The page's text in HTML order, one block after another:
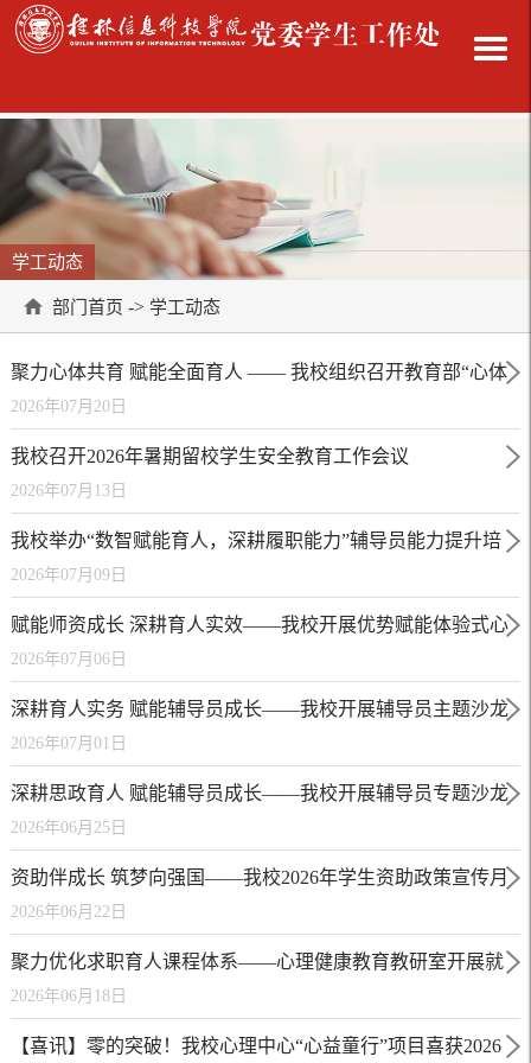
学工动态
部门首页 -> 学工动态
聚力心体共育 赋能全面育人 —— 我校组织召开教育部“心体
共育三融入” 学生综合素质训练基地建设中期攻坚推进会
2026年07月20日
我校召开2026年暑期留校学生安全教育工作会议
2026年07月13日
我校举办“数智赋能育人，深耕履职能力”辅导员能力提升培
训
2026年07月09日
赋能师资成长 深耕育人实效——我校开展优势赋能体验式心
理健康师资培训
2026年07月06日
深耕育人实务 赋能辅导员成长——我校开展辅导员主题沙龙
活动
2026年07月01日
深耕思政育人 赋能辅导员成长——我校开展辅导员专题沙龙
活动
2026年06月25日
资助伴成长 筑梦向强国——我校2026年学生资助政策宣传月
活动圆满落幕
2026年06月22日
聚力优化求职育人课程体系——心理健康教育教研室开展就
业心理教学研讨会
2026年06月18日
【喜讯】零的突破！我校心理中心“心益童行”项目喜获2026